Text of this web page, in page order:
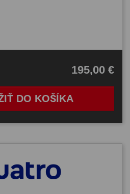
DO KOŠÍKA
195,00 €